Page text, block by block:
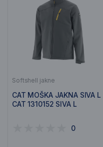
Softshell jakne
CAT MOŠKA JAKNA SIVA L
CAT 1310152 SIVA L
0